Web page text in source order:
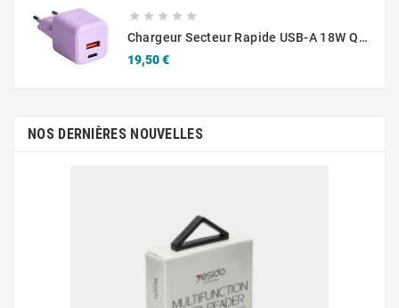
    
Chargeur Secteur Rapide USB-A 18W QC / USB-C 30W PD Compact GaN
19,50 €Prix
NOS DERNIÈRES NOUVELLES